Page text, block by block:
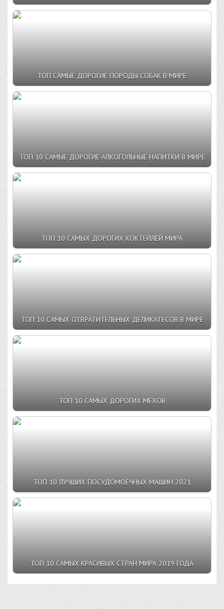
ТОП САМЫЕ ДОРОГИЕ ПОРОДЫ СОБАК В МИРЕ
ТОП 10 САМЫЕ ДОРОГИЕ АЛКОГОЛЬНЫЕ НАПИТКИ В МИРЕ
ТОП 10 САМЫХ ДОРОГИХ КОКТЕЙЛЕЙ МИРА
ТОП 10 САМЫХ ОТВРАТИТЕЛЬНЫХ ДЕЛИКАТЕСОВ В МИРЕ
ТОП 10 САМЫХ ДОРОГИХ МЕХОВ
ТОП 10 ЛУЧШИХ ПОСУДОМОЕЧНЫХ МАШИН 2021
ТОП 10 САМЫХ КРАСИВЫХ СТРАН МИРА 2019 ГОДА